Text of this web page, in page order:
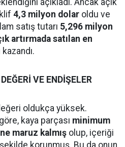
açıkladı. Ancak açık
4,3 milyon dolar oldu ve
satış tutarı 5,296 milyon
artırmada satılan en
kazandı.
VE ENDİŞELER
oldukça yüksek.
kaya parçası minimum
maruz kalmış olup, içeriği
korunmuş. Bu da onun